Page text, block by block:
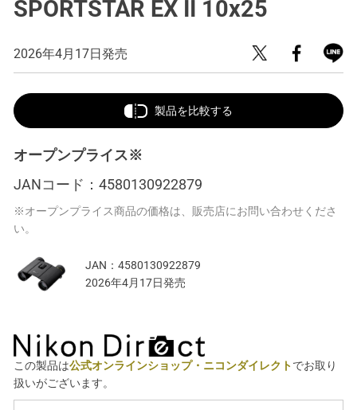
SPORTSTAR EX II 10x25
2026年4月17日発売
製品を比較する
オープンプライス※
JANコード： 4580130922879
※オープンプライス商品の価格は、販売店にお問い合わせくださ
い。
JAN： 4580130922879
2026年4月17日発売
この製品は公式オンラインショップ・ニコンダイレクトでお取り
扱いがございます。